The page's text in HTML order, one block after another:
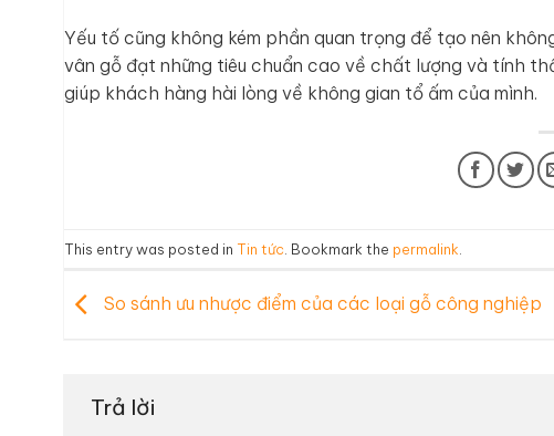
Yếu tố cũng không kém phần quan trọng để tạo nên
vân gỗ đạt những tiêu chuẩn cao về chất lượng và tính
giúp khách hàng hài lòng về không gian tổ ấm của mình.
This entry was posted in Tin tức . Bookmark the permalink
So sánh ưu nhược điểm của các loại gỗ công nghiệp
Trả lời